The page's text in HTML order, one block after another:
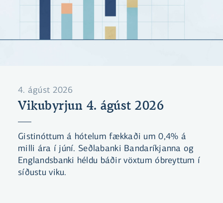
4. ágúst 2026
Vikubyrjun 4. ágúst 2026
Gistinóttum á hótelum fækkaði um 0,4% á
milli ára í júní. Seðlabanki Bandaríkjanna og
Englandsbanki héldu báðir vöxtum óbreyttum í
síðustu viku.